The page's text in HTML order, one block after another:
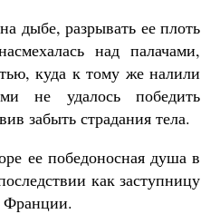
дыбе, разрывать ее плоть
над палачами,
куда к тому же налили
не удалось победить
забыть страдания тела.
ее победоносная душа в
как заступницу
Франции.